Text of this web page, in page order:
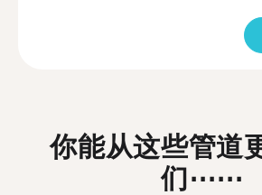
你能从这些管道
们⋯⋯